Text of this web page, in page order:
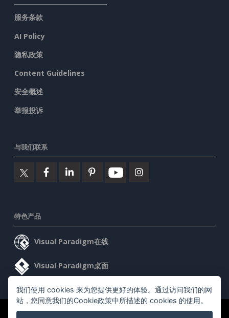
服务条款
AI Policy
隐私政策
Content Guidelines
安全概述
举报投诉
与我们联系
特色产品
Visual Paradigm在线
Visual Paradigm桌面
©2026 by Visual Paradigm. 版权所有。
我们使用 cookies 来为您提供更好的体验。通过访问我们的网
站，您同意我们的Cookie政策中所描述的 cookies 的使用。